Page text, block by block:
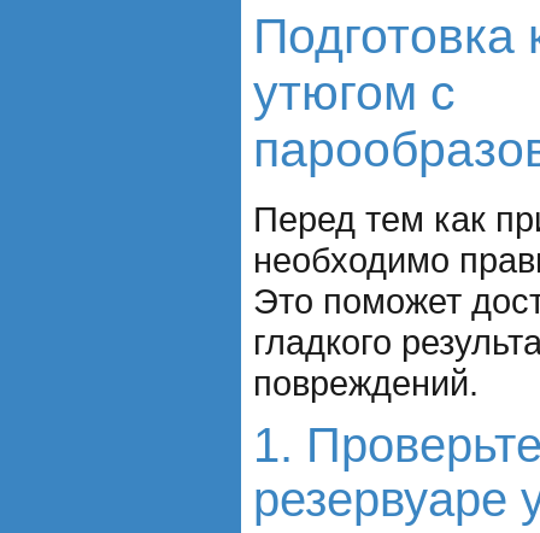
Подготовка
утюгом с
Перед тем как
необходимо
Это поможет
гладкого
повреждений.
1.
резервуаре